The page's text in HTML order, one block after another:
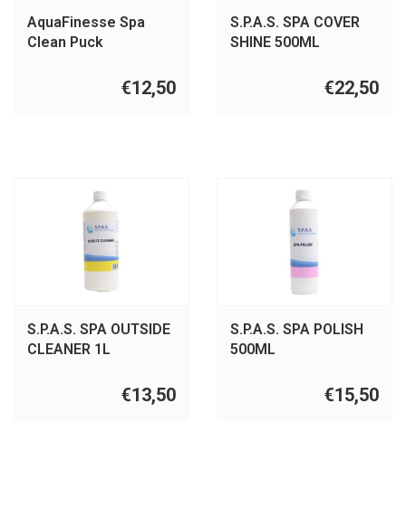
AquaFinesse Spa
Clean Puck
€12,50
S.P.A.S. SPA COVER
SHINE 500ML
€22,50
S.P.A.S. SPA OUTSIDE
CLEANER 1L
€13,50
S.P.A.S. SPA POLISH
500ML
€15,50